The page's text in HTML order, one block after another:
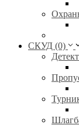
СКУД (0)